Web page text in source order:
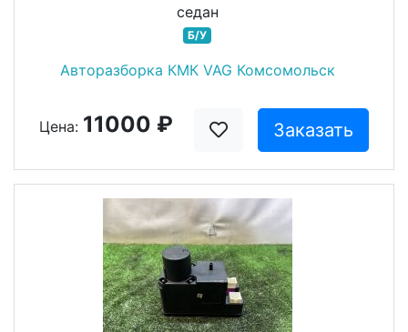
седан
Б/У
Авторазборка КМК VAG Комсомольск
Цена: 11000 ₽ Заказать